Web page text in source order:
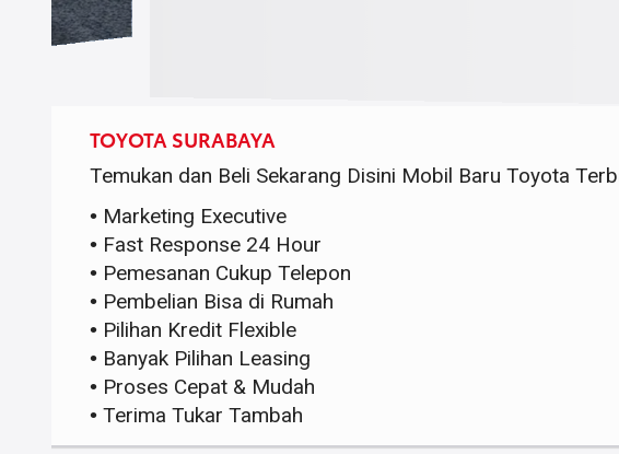
TOYOTA SURABAYA
Temukan dan Beli Sekarang Disini Mobil Baru Toyota
Marketing Executive
Fast Response 24 Hour
Pemesanan Cukup Telepon
Pembelian Bisa di Rumah
Pilihan Kredit Flexible
Banyak Pilihan Leasing
Proses Cepat & Mudah
Terima Tukar Tambah